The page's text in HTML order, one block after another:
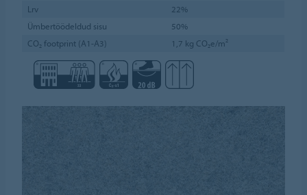
Lrv
22%
Ümbertöödeldud sisu
50%
CO₂ footprint (A1-A3)
1,7 kg CO₂e/m²